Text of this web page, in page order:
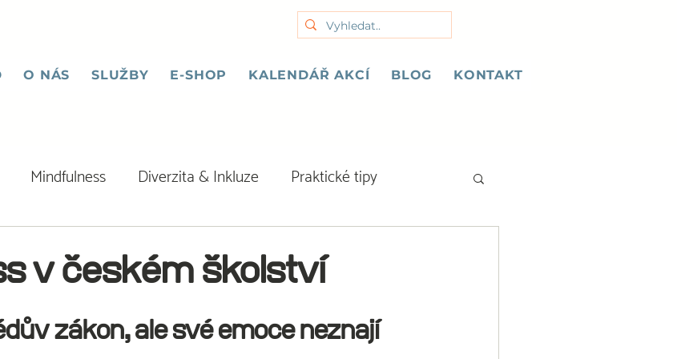
O NÁS SLUŽBY E-SHOP KALENDÁŘ AKCÍ BLOG KONTAKT
Mindfulness Diverzita & Inkluze Praktické tipy
v českém školství
zákon, ale své emoce neznají